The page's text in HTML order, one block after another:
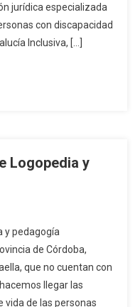
jurídica especializada
con discapacidad
Inclusiva, […]
Logopedia y
y pedagogía
de Córdoba,
que no cuentan con
llegar las
vida de las personas